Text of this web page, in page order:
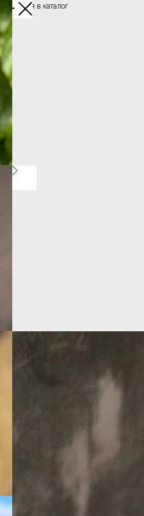
Вернуться в каталог